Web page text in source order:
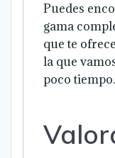
Puedes
gama
que te
la que
poco tiempo.